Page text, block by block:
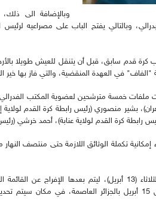
وبالإضافة الى
وبالتالي يفتح الباب على مصراعيه لرئيس
كرة قدم سابق، قبل أن يتنقل للعيش طويلا
"الفاف" في العهدة المنقضية، والتي فاز بها
ملفات خمسة مترشحين لعضوية المكتب
بشير منصوري (رئيس رابطة كرة القدم لولاية
رابطة كرة القدم لولاية عنابة)، أحمد خرشي
وسوف تدرس طعونهم يوم الثلاثاء (13 أبريل)، ليتم بعدها
الانتخابية المبرمجة يوم الخميس 15 أبريل بالجزائر